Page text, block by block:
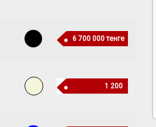
6 700 000 тенге
1 200